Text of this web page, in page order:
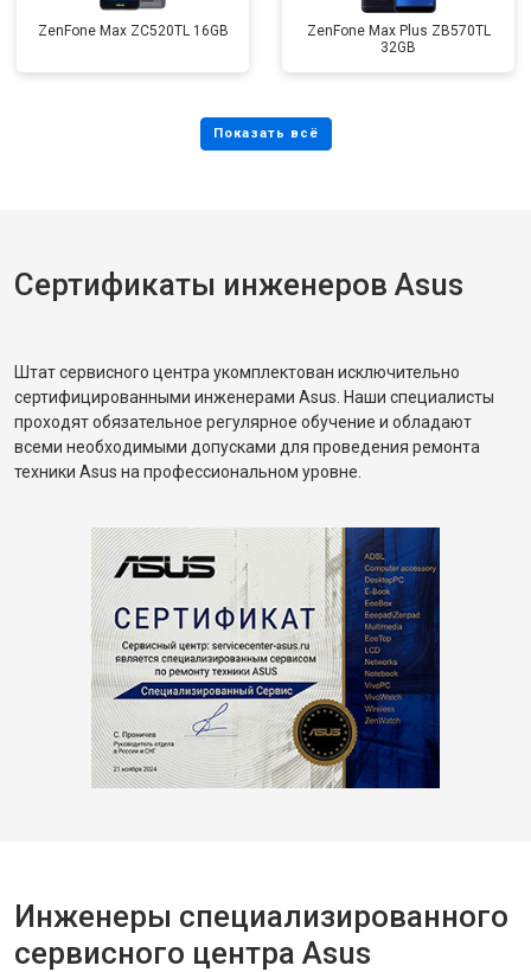
ZenFone Max ZC520TL 16GB
ZenFone Max Plus ZB570TL
32GB
Сертификаты инженеров Asus
Штат сервисного центра укомплектован исключительно
сертифицированными инженерами Asus. Наши специалисты
проходят обязательное регулярное обучение и обладают
всеми необходимыми допусками для проведения ремонта
техники Asus на профессиональном уровне.
Инженеры специализированного
сервисного центра Asus